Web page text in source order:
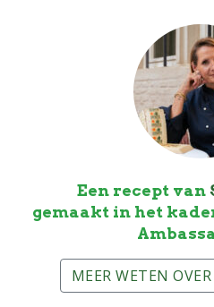
Een recept van
gemaakt in het
MEER WETEN